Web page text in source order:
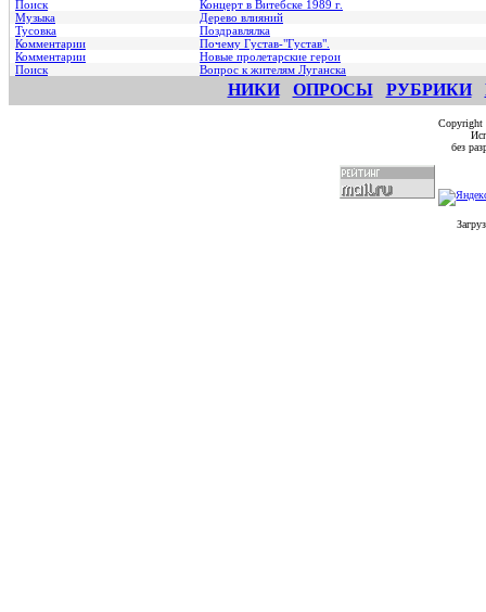
Поиск
Концерт в Витебске 1989 г.
Музыка
Дерево влияний
Тусовка
Поздравлялка
Комментарии
Почему Густав-"Густав".
Комментарии
Hовые пролетарские герои
Поиск
Вопрос к жителям Луганска
НИКИ ОПРОСЫ РУБРИКИ
без